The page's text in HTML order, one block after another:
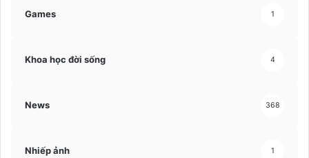
Games 1
Khoa học đời sống 4
News 368
Nhiếp ảnh 1